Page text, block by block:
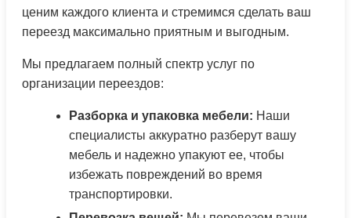
ценим каждого клиента и стремимся сделать ваш
переезд максимально приятным и выгодным.
Мы предлагаем полный спектр услуг по
организации переездов:
Разборка и упаковка мебели: Наши
специалисты аккуратно разберут вашу
мебель и надежно упакуют ее, чтобы
избежать повреждений во время
транспортировки.